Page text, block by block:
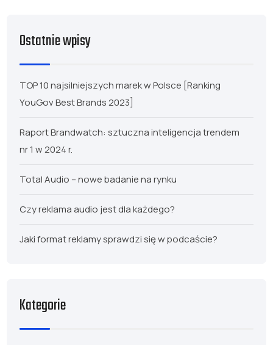
Ostatnie wpisy
TOP 10 najsilniejszych marek w Polsce [Ranking
YouGov Best Brands 2023]
Raport Brandwatch: sztuczna inteligencja trendem
nr 1 w 2024 r.
Total Audio – nowe badanie na rynku
Czy reklama audio jest dla każdego?
Jaki format reklamy sprawdzi się w podcaście?
Kategorie